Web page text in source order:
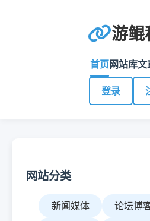
游鲲
首页网站库文
登录
网站分类
新闻媒体 论坛博